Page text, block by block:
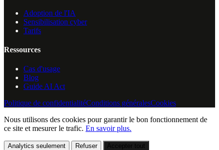
Adoption de l'IA
Sensibilisation cyber
Tarifs
Ressources
Cas d'usage
Blog
Guide AI Act
Politique de confidentialitéConditions généralesCookies
Nous utilisons des cookies pour garantir le bon fonctionnement de
ce site et mesurer le trafic. En savoir plus.
Analytics seulement Refuser Accepter tout